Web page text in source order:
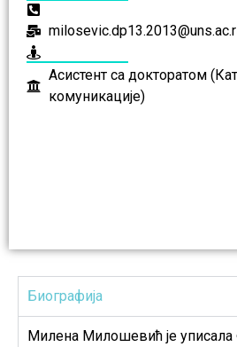
Асистент са докторатом
комуникације)
Биографија
Милена Милошевић је уписала